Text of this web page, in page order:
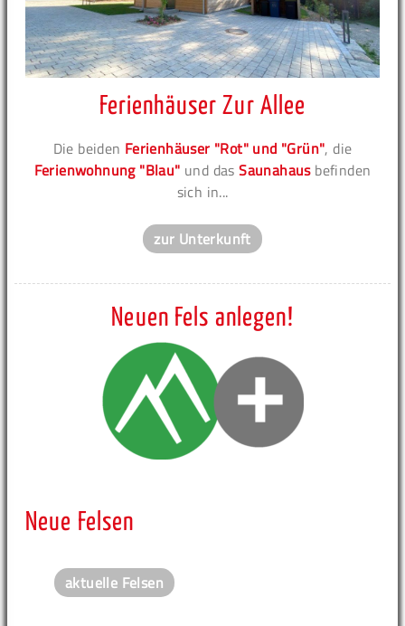
Ferienhäuser Zur Allee
Die beiden Ferienhäuser "Rot" und "Grün", die
Ferienwohnung "Blau" und dasSaunahausbefinden
sich in...
zur Unterkunft
Neuen Fels anlegen!
Neue Felsen
aktuelle Felsen